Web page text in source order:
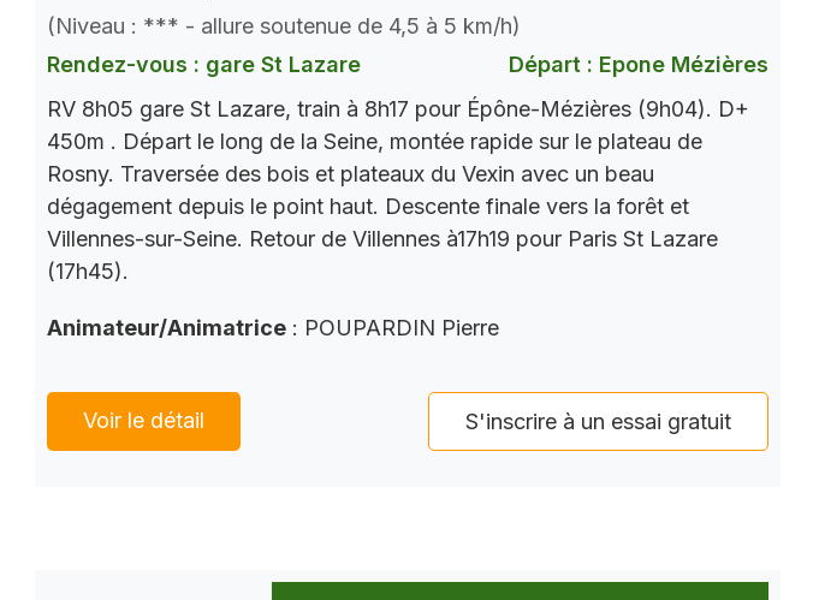
(Niveau : *** - allure soutenue de 4,5 à 5 km/h)
Rendez-vous : gare St Lazare
Départ : Epone Mézières
RV 8h05 gare St Lazare, train à 8h17 pour Épône-Mézières (9h04). D+
450m . Départ le long de la Seine, montée rapide sur le plateau de
Rosny. Traversée des bois et plateaux du Vexin avec un beau
dégagement depuis le point haut. Descente finale vers la forêt et
Villennes-sur-Seine. Retour de Villennes à17h19 pour Paris St Lazare
(17h45).
Animateur/Animatrice : POUPARDIN Pierre
Voir le détail S'inscrire à un essai gratuit